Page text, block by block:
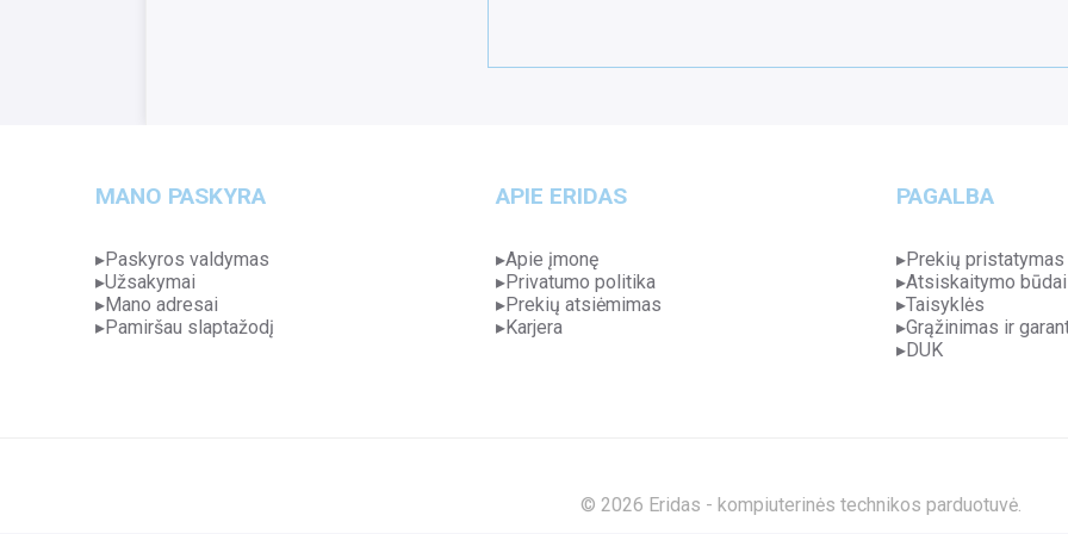
MANO PASKYRA
Paskyros valdymas
Užsakymai
Mano adresai
Pamiršau slaptažodį
APIE ERIDAS
Apie įmonę
Privatumo politika
Prekių atsiėmimas
Karjera
PAGALBA
Prekių pristatymas
Atsiskaitymo būdai
Taisyklės
Grąžinimas ir
DUK
© 2026 Eridas - kompiuterinės technikos parduotuvė.